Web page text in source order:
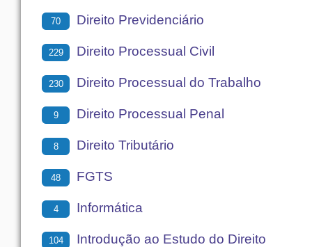
70 Direito Previdenciário
229 Direito Processual Civil
230 Direito Processual do Trabalho
9 Direito Processual Penal
8 Direito Tributário
48 FGTS
4 Informática
104 Introdução ao Estudo do Direito